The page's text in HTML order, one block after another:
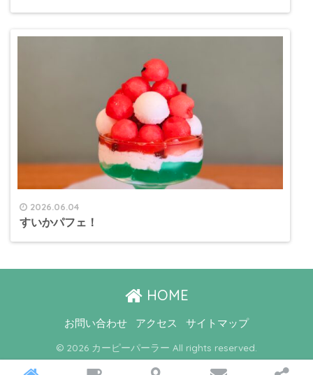
2026.06.04
すいかパフェ！
HOME
お問い合わせ アクセス サイトマップ
© 2026 カーピーパーラー All rights reserved.